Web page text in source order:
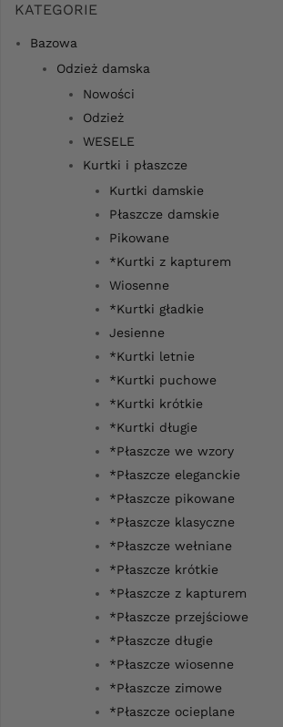
KATEGORIE
Bazowa
Odzież damska
Nowości
Odzież
WESELE
Kurtki i płaszcze
Kurtki damskie
Płaszcze damskie
Pikowane
*Kurtki z kapturem
Wiosenne
*Kurtki gładkie
Jesienne
*Kurtki letnie
*Kurtki puchowe
*Kurtki krótkie
*Kurtki długie
*Płaszcze we wzory
*Płaszcze eleganckie
*Płaszcze pikowane
*Płaszcze klasyczne
*Płaszcze wełniane
*Płaszcze krótkie
*Płaszcze z kapturem
*Płaszcze przejściowe
*Płaszcze długie
*Płaszcze wiosenne
*Płaszcze zimowe
*Płaszcze ocieplane